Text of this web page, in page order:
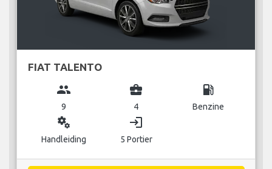
FIAT TALENTO
group
9
business_center
4
local_gas_station
Benzine
miscellaneous_services
Handleiding
login
5 Portier